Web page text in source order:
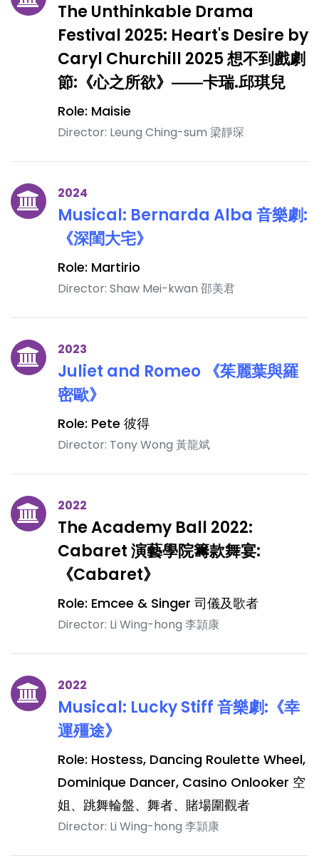
The Unthinkable Drama
Festival 2025: Heart's Desire by
Caryl Churchill 2025 想不到戲劇
節:《心之所欲》――卡瑞.邱琪兒
Role: Maisie
Director: Leung Ching-sum 梁靜琛
2024
Musical: Bernarda Alba 音樂劇:
《深閨大宅》
Role: Martirio
Director: Shaw Mei-kwan 邵美君
2023
Juliet and Romeo 《茱麗葉與羅
密歐》
Role: Pete 彼得
Director: Tony Wong 黃龍斌
2022
The Academy Ball 2022:
Cabaret 演藝學院籌款舞宴:
《Cabaret》
Role: Emcee & Singer 司儀及歌者
Director: Li Wing-hong 李頴康
2022
Musical: Lucky Stiff 音樂劇:《幸
運殭途》
Role: Hostess, Dancing Roulette Wheel,
Dominique Dancer, Casino Onlooker 空
姐、跳舞輪盤、舞者、賭場圍觀者
Director: Li Wing-hong 李頴康